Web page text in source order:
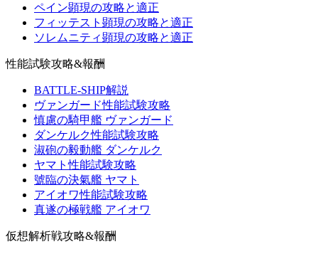
ペイン顕現の攻略と適正
フィッテスト顕現の攻略と適正
ソレムニティ顕現の攻略と適正
性能試験攻略&報酬
BATTLE-SHIP解説
ヴァンガード性能試験攻略
慎慮の騎甲艦 ヴァンガード
ダンケルク性能試験攻略
淑砲の毅動艦 ダンケルク
ヤマト性能試験攻略
號臨の決氣艦 ヤマト
アイオワ性能試験攻略
真遂の極戦艦 アイオワ
仮想解析戦攻略&報酬